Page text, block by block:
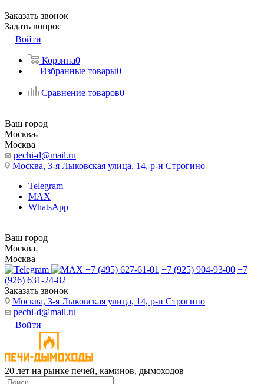
Заказать звонок
Задать вопрос
Войти
Корзина0
Избранные товары0
Сравнение товаров0
Ваш город
Москва
Москва
pechi-d@mail.ru
Москва, 3-я Лыковская улица, 14, р-н Строгино
Telegram
MAX
WhatsApp
Ваш город
Москва
Москва
+7 (495) 627-61-01 +7 (925) 904-93-00 +7
(926) 631-24-82
Заказать звонок
Москва, 3-я Лыковская улица, 14, р-н Строгино
pechi-d@mail.ru
Войти
20 лет на рынке печей, каминов, дымоходов